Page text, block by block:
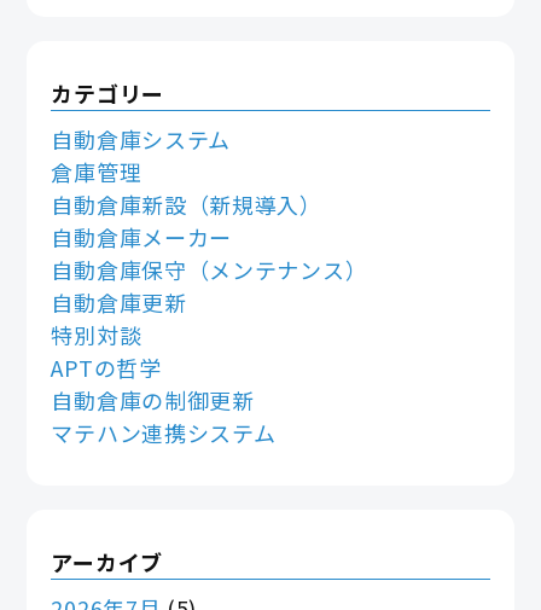
カテゴリー
自動倉庫システム
倉庫管理
自動倉庫新設（新規導入）
自動倉庫メーカー
自動倉庫保守（メンテナンス）
自動倉庫更新
特別対談
APTの哲学
自動倉庫の制御更新
マテハン連携システム
アーカイブ